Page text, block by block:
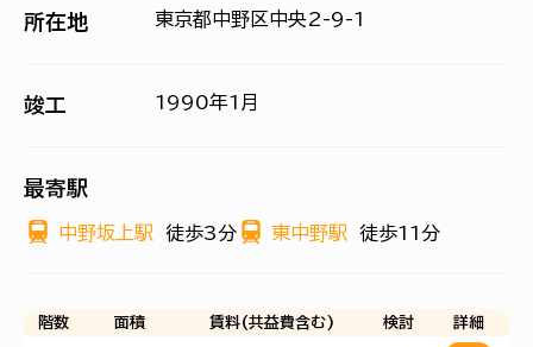
所在地 東京都中野区中央2-9-1
竣工 1990年1月
最寄駅
中野坂上駅 徒歩3分 東中野駅 徒歩11分
階数 面積 賃料(共益費含む) 検討 詳細